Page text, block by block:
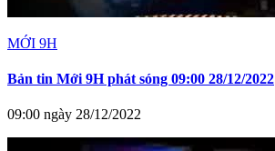
MỚI 9H
Bản tin Mới 9H phát sóng 09:00 28/12/2022
09:00 ngày 28/12/2022